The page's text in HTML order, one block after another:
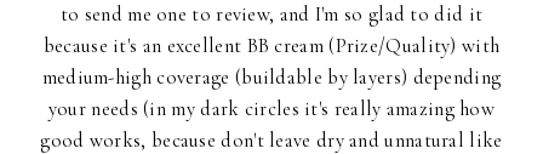
to send me one to review, and I'm so glad to did it
because it's an excellent BB cream (Prize/Quality) with
medium-high coverage (buildable by layers) depending
your needs (in my dark circles it's really amazing how
good works, because don't leave dry and unnatural like